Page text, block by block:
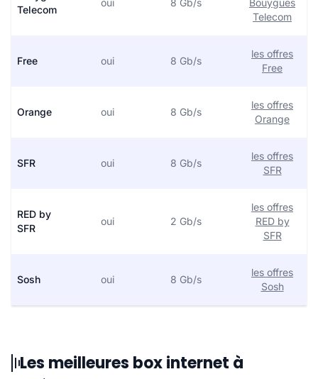
Telecom
oui 8 Gb/s
Bouygues
Telecom
Free oui 8 Gb/s
les offres
Free
Orange oui 8 Gb/s
les offres
Orange
SFR oui 8 Gb/s
les offres
SFR
RED by
SFR
oui 2 Gb/s
les offres
RED by
SFR
Sosh oui 8 Gb/s
les offres
Sosh
Les meilleures box internet à